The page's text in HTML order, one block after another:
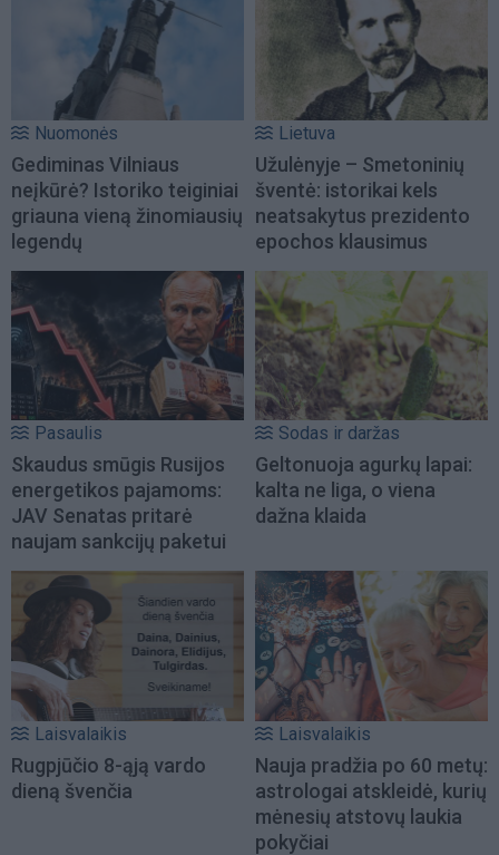
Nuomonės
Gediminas Vilniaus
neįkūrė? Istoriko teiginiai
griauna vieną žinomiausių
legendų
Lietuva
Užulėnyje – Smetoninių
šventė: istorikai kels
neatsakytus prezidento
epochos klausimus
Pasaulis
Skaudus smūgis Rusijos
energetikos pajamoms:
JAV Senatas pritarė
naujam sankcijų paketui
Sodas ir daržas
Geltonuoja agurkų lapai:
kalta ne liga, o viena
dažna klaida
Laisvalaikis
Rugpjūčio 8-ąją vardo
dieną švenčia
Laisvalaikis
Nauja pradžia po 60 metų:
astrologai atskleidė, kurių
mėnesių atstovų laukia
pokyčiai